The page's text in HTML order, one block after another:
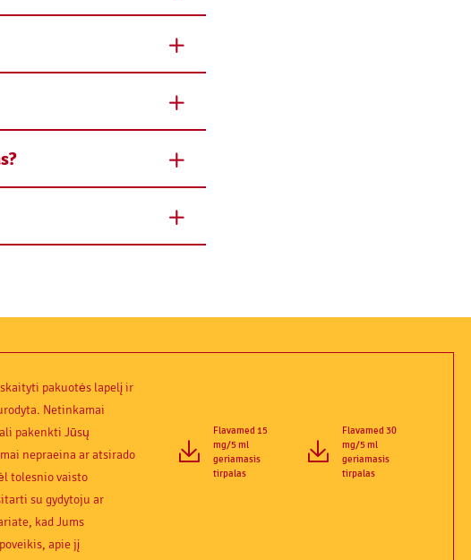
pakuotės lapelį ir
Netinkamai
pakenkti Jūsų
nepraeina ar atsirado
tolesnio vaisto
su gydytoju ar
kad Jums
apie jį
Flavamed 15
mg/5 ml
geriamasis
tirpalas
Flavamed 30
mg/5 ml
geriamasis
tirpalas